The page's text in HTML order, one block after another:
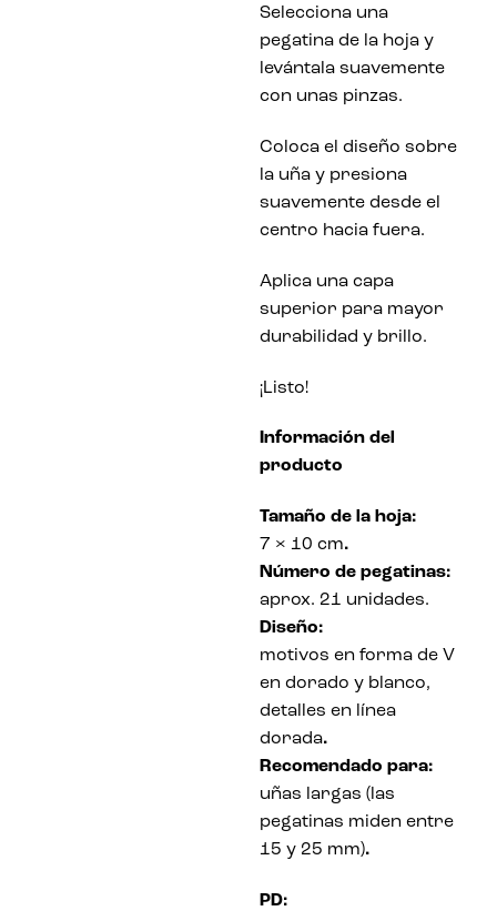
Selecciona una
pegatina de la hoja y
levántala suavemente
con unas pinzas.
Coloca el diseño sobre
la uña y presiona
suavemente desde el
centro hacia fuera.
Aplica una capa
superior para mayor
durabilidad y brillo.
¡Listo!
Información del
producto
Tamaño de la hoja:
7 × 10 cm.
Número de pegatinas:
aprox. 21 unidades.
Diseño:
motivos en forma de V
en dorado y blanco,
detalles en línea
dorada.
Recomendado para:
uñas largas (las
pegatinas miden entre
15 y 25 mm).
PD: